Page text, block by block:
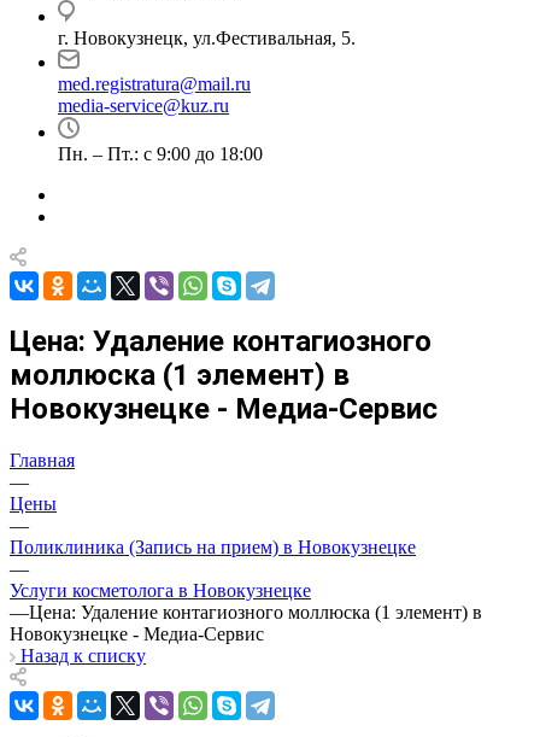
г. Новокузнецк, ул.Фестивальная, 5.
med.registratura@mail.ru
media-service@kuz.ru
Пн. – Пт.: с 9:00 до 18:00
Цена: Удаление контагиозного
моллюска (1 элемент) в
Новокузнецке - Медиа-Сервис
Главная
—
Цены
—
Поликлиника (Запись на прием) в Новокузнецке
—
Услуги косметолога в Новокузнецке
—Цена: Удаление контагиозного моллюска (1 элемент) в
Новокузнецке - Медиа-Сервис
Назад к списку